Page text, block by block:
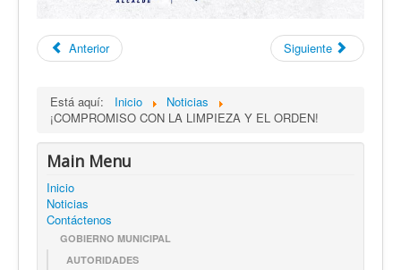
Anterior Siguiente
Está aquí: Inicio
Noticias
¡COMPROMISO CON LA LIMPIEZA Y EL ORDEN!
Main Menu
Inicio
Noticias
Contáctenos
GOBIERNO MUNICIPAL
AUTORIDADES